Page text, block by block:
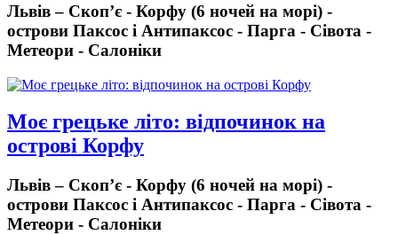
Львів – Скоп’є - Корфу (6 ночей на морі) -
острови Паксос і Антипаксос - Парга - Сівота -
Метеори - Салоніки
Моє грецьке літо: відпочинок на
острові Корфу
Львів – Скоп’є - Корфу (6 ночей на морі) -
острови Паксос і Антипаксос - Парга - Сівота -
Метеори - Салоніки